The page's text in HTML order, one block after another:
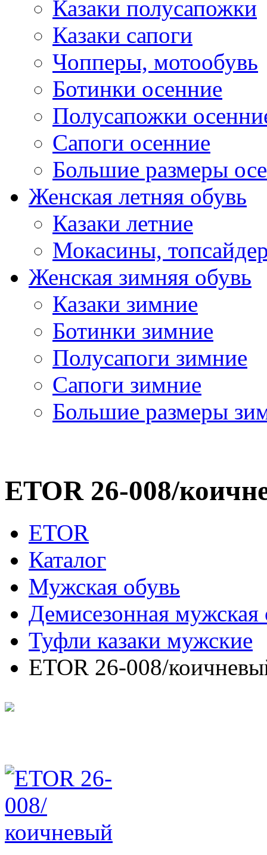
Казаки полусапожки
Казаки сапоги
Чопперы, мотообувь
Ботинки осенние
Полусапожки
Сапоги осенние
Большие размеры
Женская летняя обувь
Казаки летние
Мокасины,
Женская зимняя обувь
Казаки зимние
Ботинки зимние
Полусапоги зимние
Сапоги зимние
Большие размеры
ETOR 26-008/
ETOR
Каталог
Мужская обувь
Демисезонная мужская
Туфли казаки мужские
ETOR 26-008/